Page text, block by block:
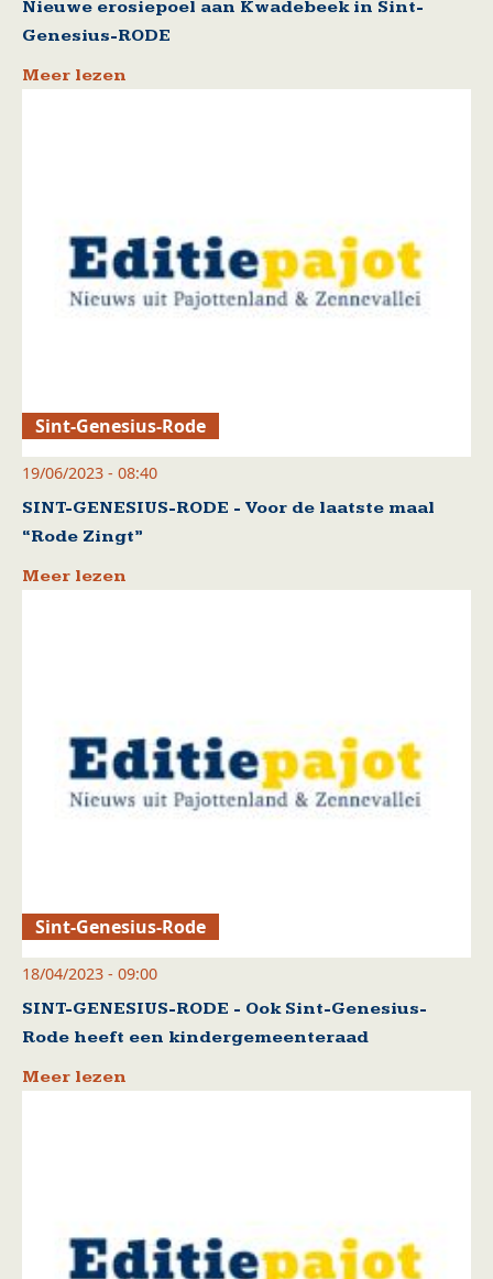
Nieuwe erosiepoel aan Kwadebeek in Sint-
Genesius-RODE
Meer lezen
Sint-Genesius-Rode
19/06/2023 - 08:40
SINT-GENESIUS-RODE - Voor de laatste maal
“Rode Zingt”
Meer lezen
Sint-Genesius-Rode
18/04/2023 - 09:00
SINT-GENESIUS-RODE - Ook Sint-Genesius-
Rode heeft een kindergemeenteraad
Meer lezen